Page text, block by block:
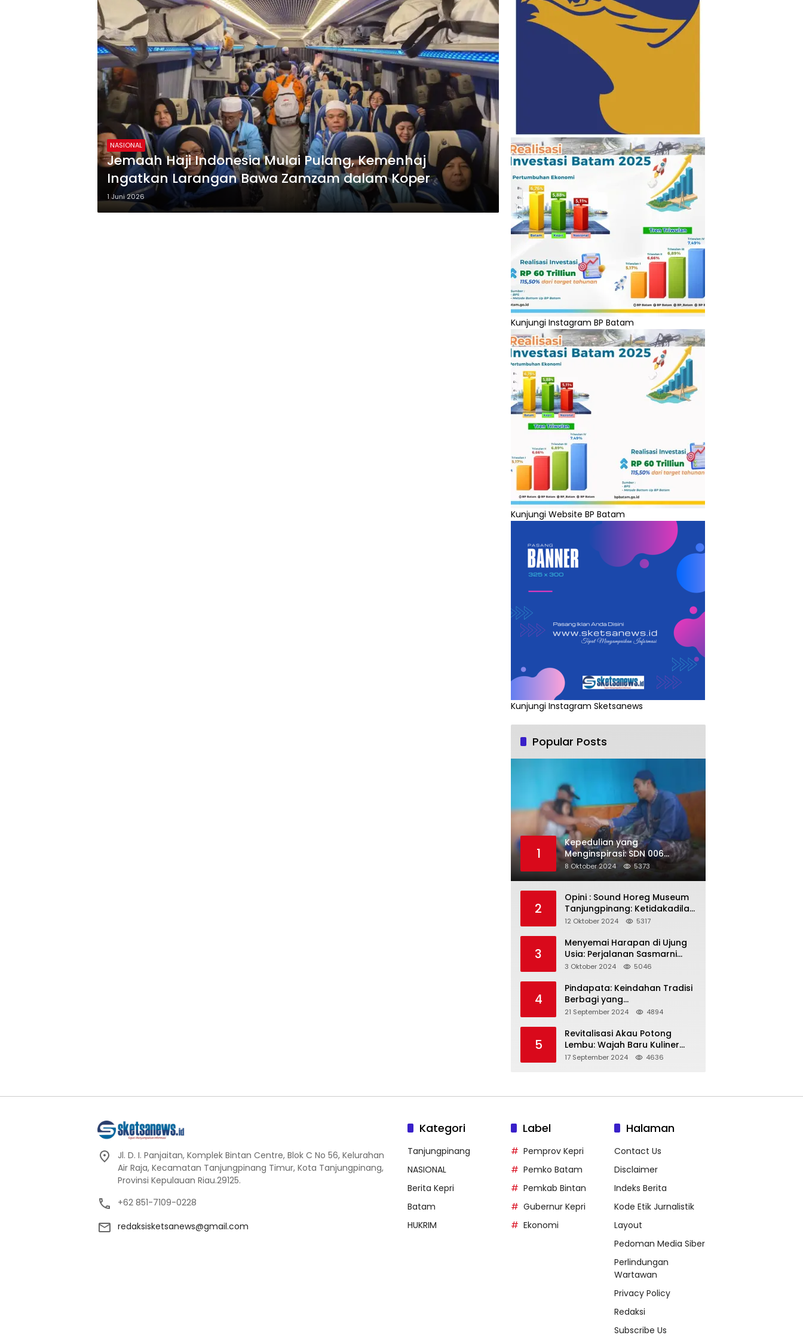
NASIONAL
Jemaah Haji Indonesia Mulai Pulang, Kemenhaj
Ingatkan Larangan Bawa Zamzam dalam Koper
1 Juni 2026
Kunjungi Instagram BP Batam
Kunjungi Website BP Batam
Kunjungi Instagram Sketsanews
Popular Posts
1
Kepedulian yang
Menginspirasi: SDN 006
Merawang Gelar Program
“Berbagi Segenggam Beras”
8 Oktober 2024 5373
2
Opini : Sound Horeg Museum
Tanjungpinang: Ketidakadilan
dalam Representasi
12 Oktober 2024 5317
3
Menyemai Harapan di Ujung
Usia: Perjalanan Sasmarni
dalam Menyentuh Hati dan
3 Oktober 2024 5046
4
Pindapata: Keindahan Tradisi
Berbagi yang
Menghubungkan Umat dalam
Kebersamaan dalam Agama
Buddha
21 September 2024 4894
5
Revitalisasi Akau Potong
Lembu: Wajah Baru Kuliner
Legendaris Tanjungpinang
17 September 2024 4636
Jl. D. I. Panjaitan, Komplek Bintan Centre, Blok C No 56, Kelurahan
Air Raja, Kecamatan Tanjungpinang Timur, Kota Tanjungpinang,
Provinsi Kepulauan Riau.29125.
+62 851-7109-0228
redaksisketsanews@gmail.com
Kategori
Tanjungpinang
NASIONAL
Berita Kepri
Batam
HUKRIM
Label
Pemprov Kepri
Pemko Batam
Pemkab Bintan
Gubernur Kepri
Ekonomi
Halaman
Contact Us
Disclaimer
Indeks Berita
Kode Etik Jurnalistik
Layout
Pedoman Media Siber
Perlindungan
Wartawan
Privacy Policy
Redaksi
Subscribe Us